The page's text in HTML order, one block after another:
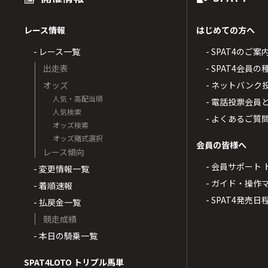
レース情報
- レース一覧
出走表
オッズ
人気・高配当順
人気検索
オッズ検索
オッズ賭式選択
レース傾向
- 変更情報一覧
- 着順速報
- 払戻金一覧
競走成績
- 本日の騎乗一覧
SPAT4LOTO トリプル馬単
はじめての方へ
- SPAT4のご案
- SPAT4会員の
- ネットバンク
- 電話投票会員
- よくあるご質
会員の皆様へ
- 会員サポート
- ガイド・操作
- SPAT4発売日